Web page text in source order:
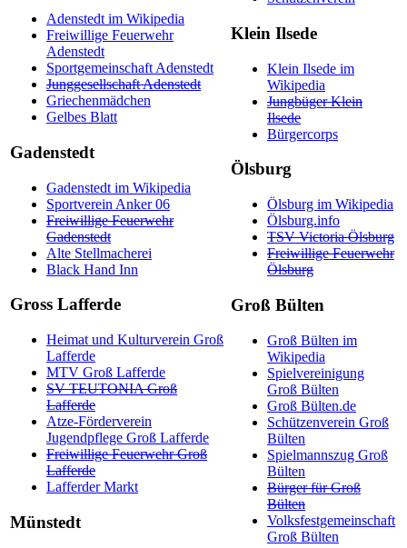
Adenstedt im Wikipedia
Freiwillige Feuerwehr
Adenstedt
Sportgemeinschaft Adenstedt
Junggesellschaft Adenstedt
Griechenmädchen
Gelbes Blatt
Gadenstedt
Gadenstedt im Wikipedia
Sportverein Anker 06
Freiwillige Feuerwehr
Gadenstedt
Alte Stellmacherei
Black Hand Inn
Gross Lafferde
Heimat und Kulturverein Groß
Lafferde
MTV Groß Lafferde
SV TEUTONIA Groß
Lafferde
Atze-Förderverein
Jugendpflege Groß Lafferde
Freiwillige Feuerwehr Groß
Lafferde
Lafferder Markt
Münstedt
Klein Ilsede
Klein Ilsede im
Wikipedia
Jungbüger Klein
Ilsede
Bürgercorps
Ölsburg
Ölsburg im Wikipedia
Ölsburg.info
TSV Victoria Ölsburg
Freiwillige Feuerwehr
Ölsburg
Groß Bülten
Groß Bülten im
Wikipedia
Spielvereinigung
Groß Bülten
Groß Bülten.de
Schützenverein Groß
Bülten
Spielmannszug Groß
Bülten
Bürger für Groß
Bülten
Volksfestgemeinschaft
Groß Bülten